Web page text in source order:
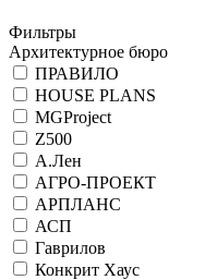
Фильтры
Архитектурное бюро
ПРАВИЛО
HOUSE PLANS
MGProject
Z500
А.Лен
АГРО-ПРОЕКТ
АРПЛАНС
АСП
Гаврилов
Конкрит Хаус